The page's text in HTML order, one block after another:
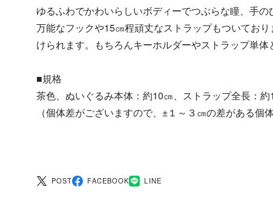
ゆるふわでかわいらしいボディーでつぶらな瞳、手
万能なフックや15㎝程頑丈なストラップもついてお
けられます。もちろんキーホルダーやストラップ単
■規格
茶色、ぬいぐるみ本体：約10㎝、ストラップ全長：約
（個体差がございますので、±１～３㎝の差がある個
POST FACEBOOK LINE